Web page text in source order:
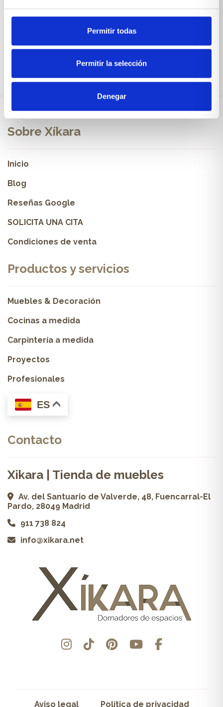
Permitir todas
Permitir la selección
Denegar
Dormitorio juvenil gama alta
Sobre Xíkara
Inicio
Blog
Reseñas Google
SOLICITA UNA CITA
Condiciones de venta
Productos y servicios
Muebles & Decoración
Cocinas a medida
Carpintería a medida
Proyectos
Profesionales
ES
Contacto
Xikara | Tienda de muebles
Av. del Santuario de Valverde, 48, Fuencarral-El
Pardo, 28049 Madrid
911 738 824
info@xikara.net
Aviso legal Política de privacidad